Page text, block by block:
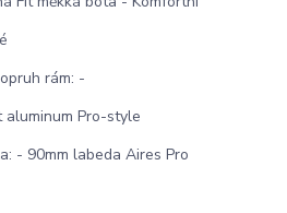
rám: -
Pro-style
- 90mm labeda Aires Pro